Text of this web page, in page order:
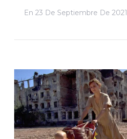
En 23 De Septiembre De 2021